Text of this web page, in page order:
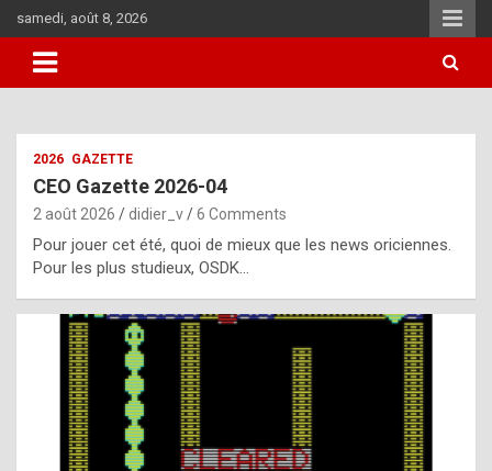
to
content
samedi, août 8, 2026
i
u
l
y
2026 GAZETTE
CEO Gazette 2026-04
2 août 2026 didier_v 6 Comments
Pour jouer cet été, quoi de mieux que les news oriciennes.
Pour les plus studieux, OSDK…